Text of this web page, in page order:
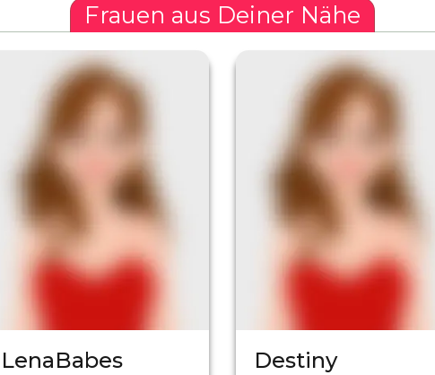
Frauen aus Deiner Nähe
LenaBabes Destiny